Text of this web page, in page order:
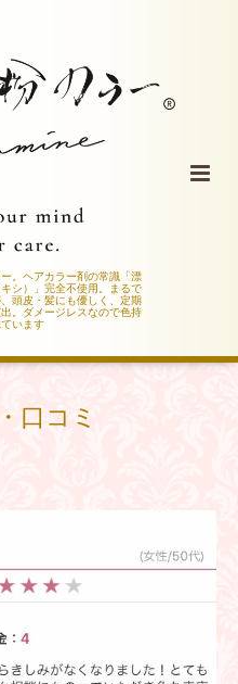
。ヘアカラー剤の常識「漂
シ）」完全不使用。まるで
頭皮・髪にも優しく、定期
。ダメージレスなので色持
います
口コミ